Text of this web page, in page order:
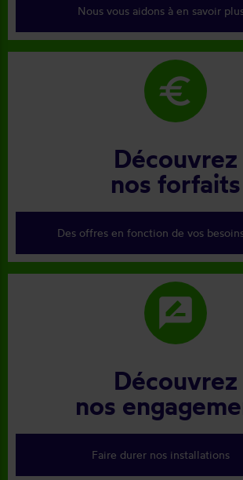
Nous vous aidons à en savoir
euro
Découvrez
nos forfaits
Des offres en fonction de vos
rate_review
Découvrez
nos
Faire durer nos installations